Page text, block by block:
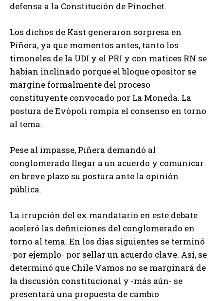
defensa a la Constitución de Pinochet.
Los dichos de Kast generaron sorpresa en
Piñera, ya que momentos antes, tanto los
timoneles de la UDI y el PRI y con matices RN se
habían inclinado porque el bloque opositor se
margine formalmente del proceso
constituyente convocado por La Moneda. La
postura de Evópoli rompía el consenso en torno
al tema.
Pese al impasse, Piñera demandó al
conglomerado llegar a un acuerdo y comunicar
en breve plazo su postura ante la opinión
pública.
La irrupción del ex mandatario en este debate
aceleró las definiciones del conglomerado en
torno al tema. En los días siguientes se terminó
-por ejemplo- por sellar un acuerdo clave. Así, se
determinó que Chile Vamos no se marginará de
la discusión constitucional y -más aún- se
presentará una propuesta de cambio